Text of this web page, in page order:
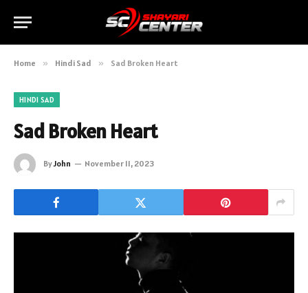
Home » Hindi Sad » Sad Broken Heart
HINDI SAD
Sad Broken Heart
ByJohn November 11, 2023